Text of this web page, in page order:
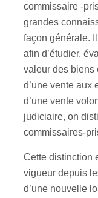
commissaire -
grandes
façon générale.
afin d’étudier,
valeur des biens
d’une vente aux
d’une vente
judiciaire, on
commissaires-
Cette distinction
vigueur depuis
d’une nouvelle